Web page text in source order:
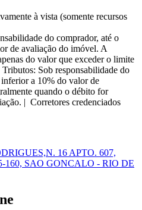
à vista (somente recursos
do comprador, até o
de avaliação do imóvel. A
do valor que exceder o limite
Sob responsabilidade do
a 10% do valor de
quando o débito for
| Corretores credenciados
16 APTO. 607,
160, SAO GONCALO - RIO DE